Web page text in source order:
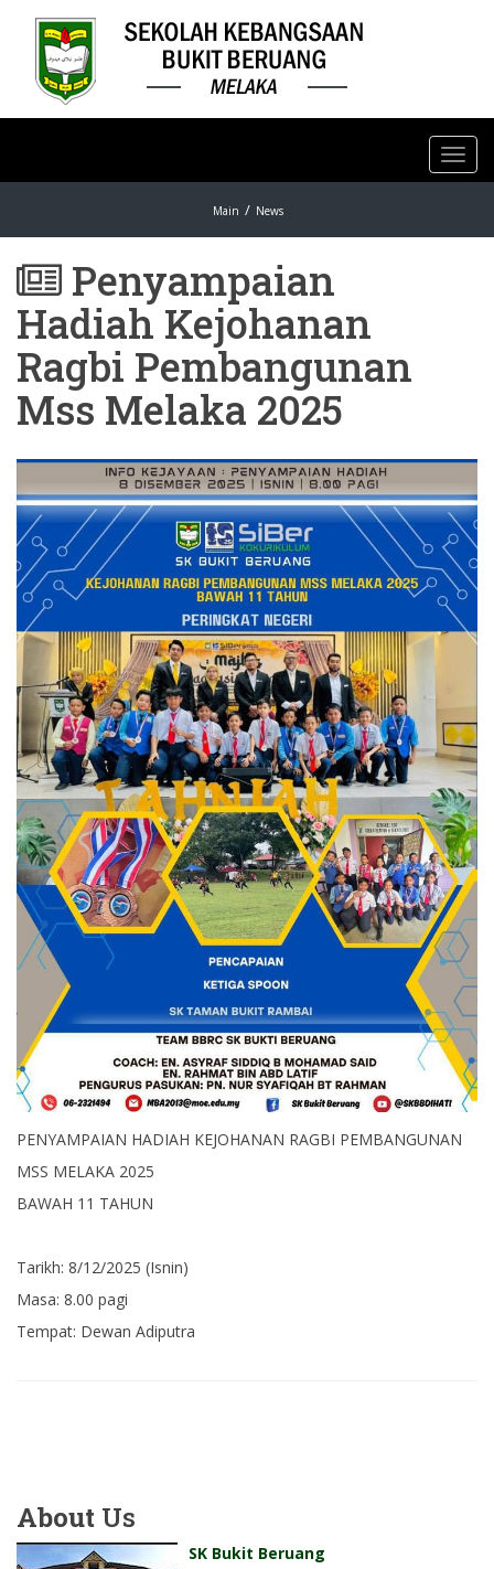
Main News
Penyampaian
Hadiah Kejohanan
Ragbi Pembangunan
Mss Melaka 2025
PENYAMPAIAN HADIAH KEJOHANAN RAGBI PEMBANGUNAN
MSS MELAKA 2025
BAWAH 11 TAHUN
Tarikh: 8/12/2025 (Isnin)
Masa: 8.00 pagi
Tempat: Dewan Adiputra
About Us
SK Bukit Beruang